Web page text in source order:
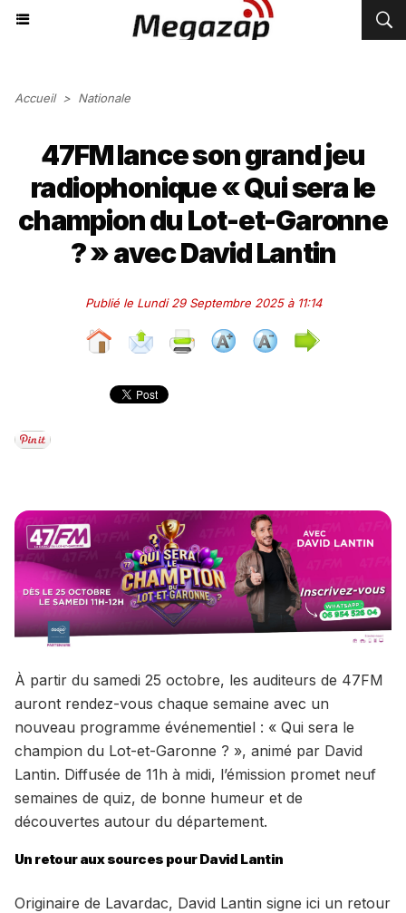
Accueil > Nationale
47FM lance son grand jeu
radiophonique « Qui sera le
champion du Lot-et-Garonne
? » avec David Lantin
Publié le Lundi 29 Septembre 2025 à 11:14
À partir du samedi 25 octobre, les auditeurs de 47FM
auront rendez-vous chaque semaine avec un
nouveau programme événementiel : « Qui sera le
champion du Lot-et-Garonne ? », animé par David
Lantin. Diffusée de 11h à midi, l’émission promet neuf
semaines de quiz, de bonne humeur et de
découvertes autour du département.
Un retour aux sources pour David Lantin
Originaire de Lavardac, David Lantin signe ici un retour